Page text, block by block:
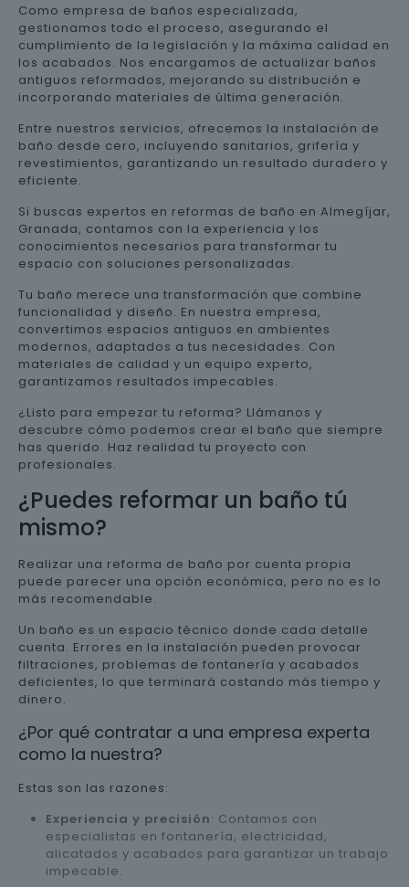
Como empresa de baños especializada,
gestionamos todo el proceso, asegurando el
cumplimiento de la legislación y la máxima calidad en
los acabados. Nos encargamos de actualizar baños
antiguos reformados, mejorando su distribución e
incorporando materiales de última generación.
Entre nuestros servicios, ofrecemos la instalación de
baño desde cero, incluyendo sanitarios, grifería y
revestimientos, garantizando un resultado duradero y
eficiente.
Si buscas expertos en reformas de baño en Almegíjar,
Granada, contamos con la experiencia y los
conocimientos necesarios para transformar tu
espacio con soluciones personalizadas.
Tu baño merece una transformación que combine
funcionalidad y diseño. En nuestra empresa,
convertimos espacios antiguos en ambientes
modernos, adaptados a tus necesidades. Con
materiales de calidad y un equipo experto,
garantizamos resultados impecables.
¿Listo para empezar tu reforma? Llámanos y
descubre cómo podemos crear el baño que siempre
has querido. Haz realidad tu proyecto con
profesionales.
¿Puedes reformar un baño tú
mismo?
Realizar una reforma de baño por cuenta propia
puede parecer una opción económica, pero no es lo
más recomendable.
Un baño es un espacio técnico donde cada detalle
cuenta. Errores en la instalación pueden provocar
filtraciones, problemas de fontanería y acabados
deficientes, lo que terminará costando más tiempo y
dinero.
¿Por qué contratar a una empresa experta
como la nuestra?
Estas son las razones:
Experiencia y precisión: Contamos con
especialistas en fontanería, electricidad,
alicatados y acabados para garantizar un trabajo
impecable.